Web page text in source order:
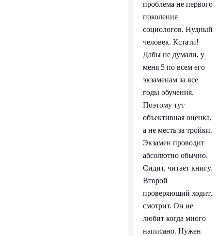
проблема не первого
поколения
социологов. Нудный
человек. Кстати!
Дабы не думали, у
меня 5 по всем его
экзаменам за все
годы обучения.
Поэтому тут
объективная оценка,
а не месть за тройки.
Экзамен проводит
абсолютно обычно.
Сидит, читает книгу.
Второй
проверяющий ходит,
смотрит. Он не
любит когда много
написано. Нужен